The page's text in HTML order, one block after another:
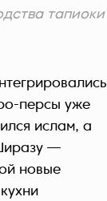
тапиоки
персы уже
ислам, а
—
новые